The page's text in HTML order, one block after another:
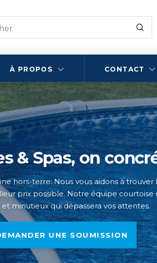
À PROPOS CONTACT
& Spas, on
hors-terre: Nous vous aidons à
prix possible. Notre équipe courtoise
minutieux qui dépassera vos attentes.
UNE SOUMISSION
Un service clé-
expert pour faire le bon choix de piscine
assurer l'entretien.
UNE SOUMISSION